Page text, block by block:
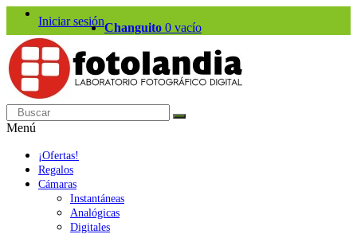
Iniciar sesiónChanguito 0 vacío
Menú
¡Ofertas!
Regalos
Cámaras
Instantáneas
Analógicas
Digitales